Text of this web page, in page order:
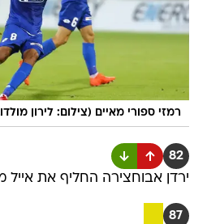
רמזי ספורי מאיים (צילום: לירון
82
ירדן אבוחצירה החליף את אייל
87